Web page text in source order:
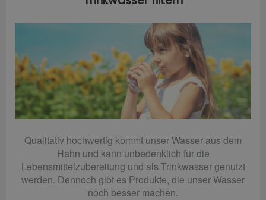
Qualitativ hochwertig kommt unser Wasser aus dem
Hahn und kann unbedenklich für die
Lebensmittelzubereitung und als Trinkwasser genutzt
werden. Dennoch gibt es Produkte, die unser Wasser
noch besser machen.